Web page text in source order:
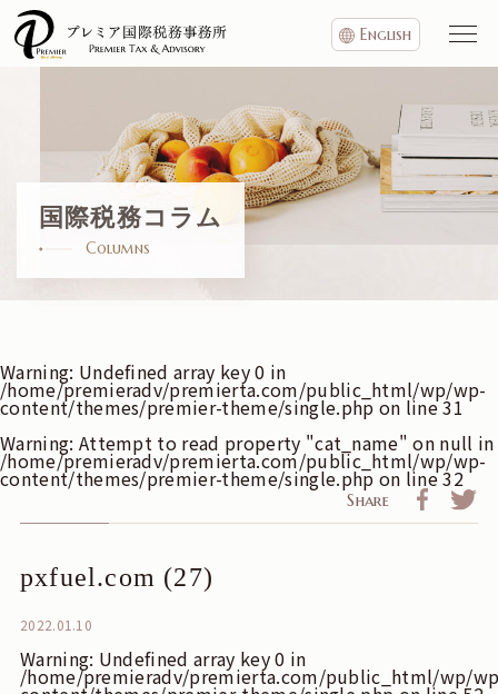
English
国際税務コラム
Columns
Warning: Undefined array key 0 in
/home/premieradv/premierta.com/public_html/wp/wp-
content/themes/premier-theme/single.php on line31
Warning: Attempt to read property "cat_name" on null in
/home/premieradv/premierta.com/public_html/wp/wp-
content/themes/premier-theme/single.php on line32
Share
pxfuel.com (27)
2022.01.10
Warning: Undefined array key 0 in
/home/premieradv/premierta.com/public_html/wp/